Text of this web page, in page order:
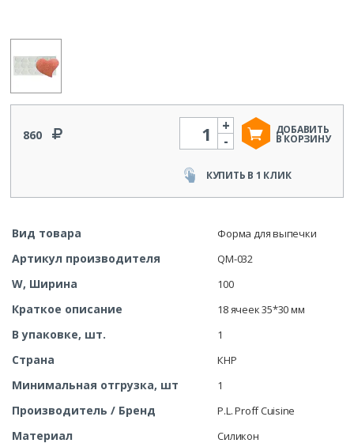
860
Количество
-
+ ДОБАВИТЬ
В КОРЗИНУ
КУПИТЬ В 1 КЛИК
Вид товара Форма для выпечки
Артикул производителя QM-032
W, Ширина 100
Краткое описание 18 ячеек 35*30 мм
В упаковке, шт. 1
Страна КНР
Минимальная отгрузка, шт 1
Производитель / Бренд P.L. Proff Cuisine
Материал Силикон